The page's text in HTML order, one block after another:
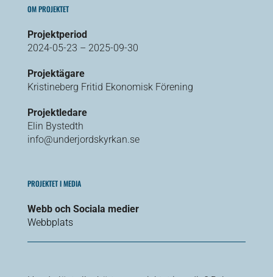
OM PROJEKTET
Projektperiod
2024-05-23 – 2025-09-30
Projektägare
Kristineberg Fritid Ekonomisk Förening
Projektledare
Elin Bystedth
info@underjordskyrkan.se
PROJEKTET I MEDIA
Webb och Sociala medier
Webbplats